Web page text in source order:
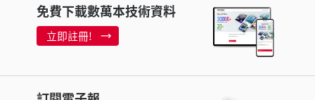
免費下載數萬本技術資料
立即註冊!